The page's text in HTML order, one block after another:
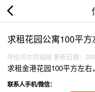
求租花园公寓100平
呼伦贝尔同城网 更新日期：
求租金港花园100平方左右
联系人手机/微信：